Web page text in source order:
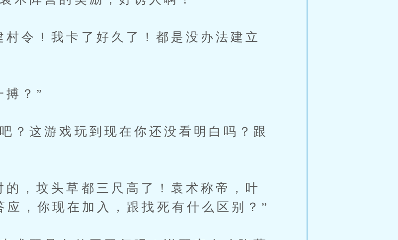
！我卡了好久了！都是没办法建立
？”
游戏玩到现在你还没看明白吗？跟
坟头草都三尺高了！袁术称帝，叶
应，你现在加入，跟找死有什么区别？”